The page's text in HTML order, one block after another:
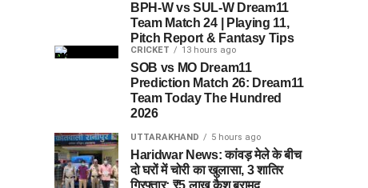
BPH-W vs SUL-W Dream11
Team Match 24 | Playing 11,
Pitch Report & Fantasy Tips
CRICKET 13 hours ago
SOB vs MO Dream11
Prediction Match 26: Dream11
Team Today The Hundred
2026
UTTARAKHAND 5 hours ago
Haridwar News: कांवड़ मेले के बीच
दो घरों में चोरी का खुलासा, 3 शातिर
गिरफ्तार; ₹5 लाख कैश बरामद